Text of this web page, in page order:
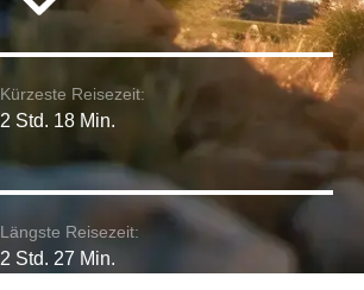
Kürzeste Reisezeit:
2 Std. 18 Min.
Längste Reisezeit:
2 Std. 27 Min.